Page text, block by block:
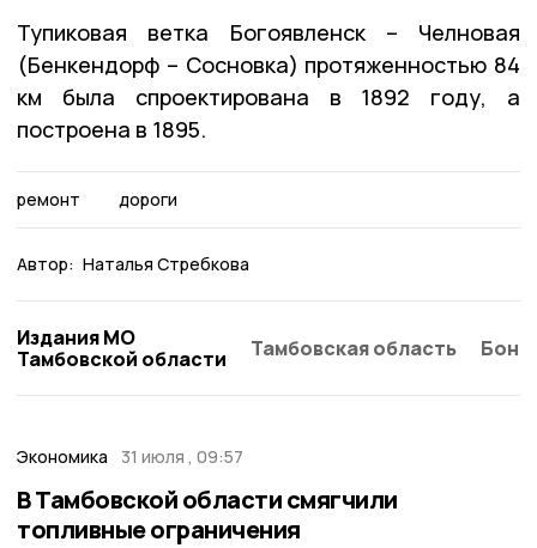
Тупиковая ветка Богоявленск – Челновая
(Бенкендорф – Сосновка) протяженностью 84
км была спроектирована в 1892 году, а
построена в 1895.
ремонт дороги
Автор: Наталья Стребкова
Издания МО
Тамбовской области
Тамбовская область
Экономика 31 июля , 09:57
В Тамбовской области смягчили
топливные ограничения